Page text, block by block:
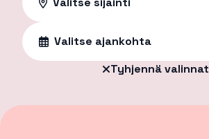
Valitse ajankohta
Tyhjennä valinnat